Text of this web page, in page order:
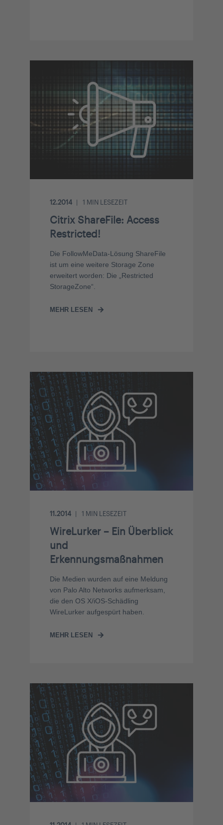
12.2014 1 MIN LESEZEIT
Citrix ShareFile: Access
Restricted!
Die FollowMeData-Lösung ShareFile
ist um eine weitere Storage Zone
erweitert worden: Die „Restricted
StorageZone“.
MEHR LESEN
11.2014 1 MIN LESEZEIT
WireLurker – Ein Überblick
und
Erkennungsmaßnahmen
Die Medien wurden auf eine Meldung
von Palo Alto Networks aufmerksam,
die den OS X/iOS-Schädling
WireLurker aufgespürt haben.
MEHR LESEN